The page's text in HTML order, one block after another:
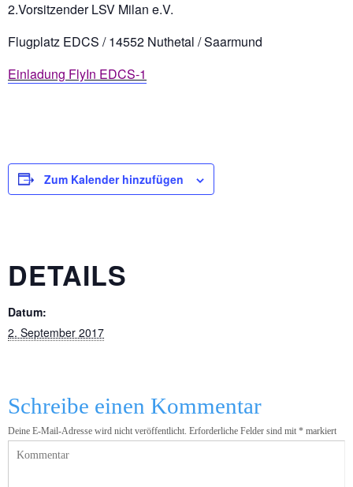
2.Vorsitzender LSV Milan e.V.
Flugplatz EDCS / 14552 Nuthetal / Saarmund
Einladung FlyIn EDCS-1
Zum Kalender hinzufügen
DETAILS
Datum:
2. September 2017
Schreibe einen Kommentar
Deine E-Mail-Adresse wird nicht veröffentlicht. Erforderliche Felder sind mit * markiert